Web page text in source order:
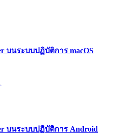
บนระบบปฏิบัติการ macOS
บนระบบปฏิบัติการ Android